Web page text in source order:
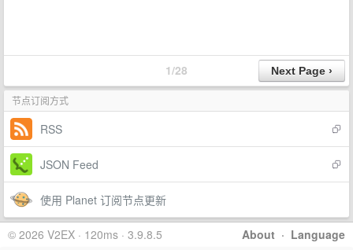
1/28
节点订阅方式
RSS
JSON Feed
使用 Planet 订阅节点更新
About · Language
© 2026 V2EX · 120ms · 3.9.8.5